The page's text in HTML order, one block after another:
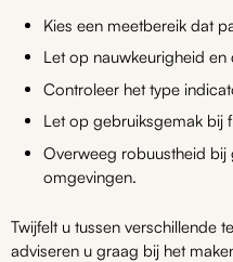
Kies een meetbereik dat
Let op nauwkeurigheid
Controleer het type
Let op gebruiksgemak bij
Overweeg robuustheid bij
omgevingen.
Twijfelt u tussen verschillende
adviseren u graag bij het